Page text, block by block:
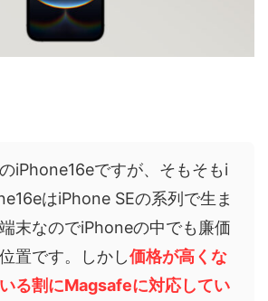
iPhone16eですが、そもそもi
はiPhone SEの系列で生ま
末なのでiPhoneの中でも廉価
置です。しかし価格が高くな
る割にMagsafeに対応してい